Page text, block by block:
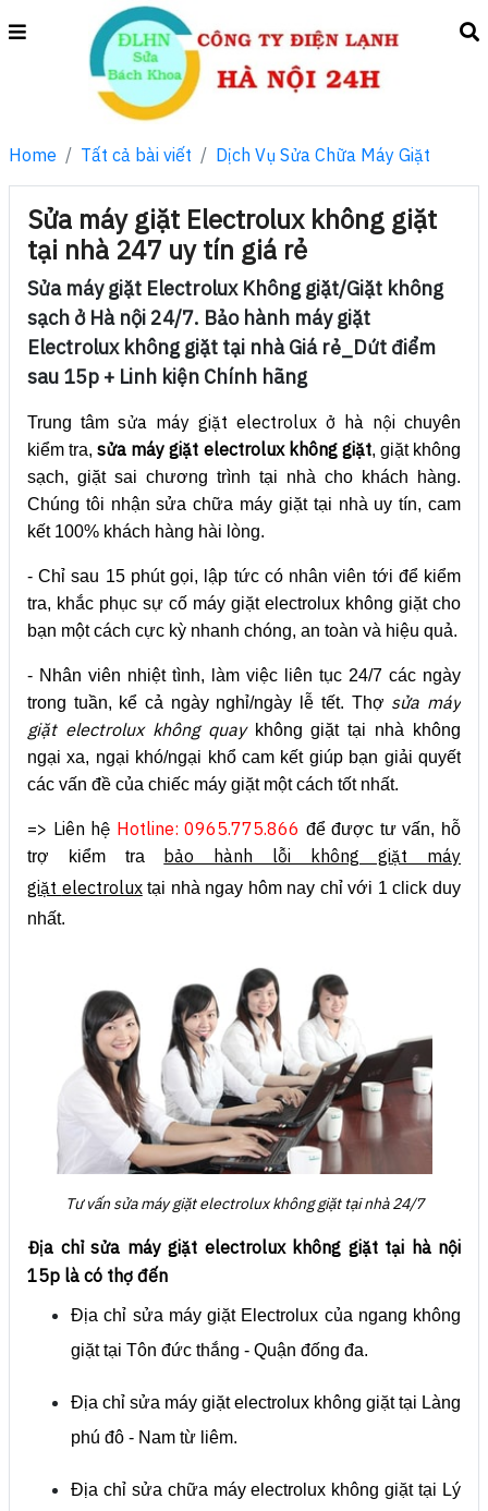
Home Tất cả bài viết Dịch Vụ Sửa Chữa Máy Giặt
Sửa máy giặt Electrolux không giặt
tại nhà 247 uy tín giá rẻ
Sửa máy giặt Electrolux Không giặt/Giặt không
sạch ở Hà nội 24/7. Bảo hành máy giặt
Electrolux không giặt tại nhà Giá rẻ_Dứt điểm
sau 15p + Linh kiện Chính hãng
Trung tâm sửa máy giặt electrolux ở hà nội chuyên
kiểm tra,sửa máy giặt electrolux không giặt, giặt không
sạch, giặt sai chương trình tại nhà cho khách hàng.
Chúng tôi nhận sửa chữa máy giặt tại nhà uy tín, cam
kết 100% khách hàng hài lòng.
- Chỉ sau 15 phút gọi, lập tức có nhân viên tới để kiểm
tra, khắc phục sự cố máy giặt electrolux không giặt cho
bạn một cách cực kỳ nhanh chóng, an toàn và hiệu quả.
- Nhân viên nhiệt tình, làm việc liên tục 24/7 các ngày
trong tuần, kể cả ngày nghỉ/ngày lễ tết. Thợ sửa máy
giặt electrolux không quaykhông giặt tại nhà không
ngại xa, ngại khó/ngại khổ cam kết giúp bạn giải quyết
các vấn đề của chiếc máy giặt một cách tốt nhất.
=> Liên hệ Hotline: 0965.775.866 để được tư vấn, hỗ
trợ kiểm tra
bảo hành lỗi không giặt máy
giặt electroluxtại nhà ngay hôm nay chỉ với 1 click duy
nhất.
Tư vấn sửa máy giặt electrolux không giặt tại nhà 24/7
Địa chỉ sửa máy giặt electrolux không giặt tại hà nội
15p là có thợ đến
Địa chỉ sửa máy giặt Electrolux của ngang không
giặt tại Tôn đức thắng - Quận đống đa.
Địa chỉ sửa máy giặt electrolux không giặt tại Làng
phú đô - Nam từ liêm.
Địa chỉ sửa chữa máy electrolux không giặt tại Lý